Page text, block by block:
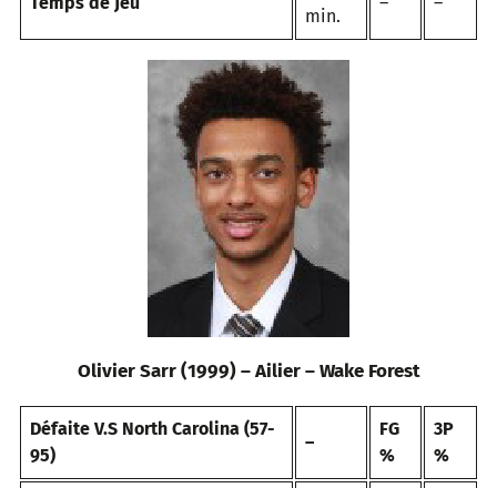
min.
Olivier Sarr (1999) – Ailier – Wake Forest
Défaite V.S North Carolina (57-
95)
–
FG
%
3P
%